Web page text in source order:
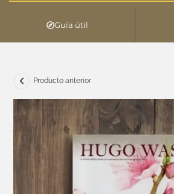
Guía útil
Producto anterior